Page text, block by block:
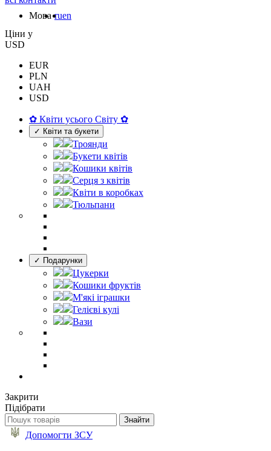
Мова ruen
Цiни у
USD
EUR
PLN
UAH
USD
✿ Квіти усього Світу ✿
✓ Квіти та букети
Троянди
Букети квітів
Кошики квітів
Серця з квітів
Квіти в коробках
Тюльпани
✓ Подарунки
Цукерки
Кошики фруктів
М'які іграшки
Гелієві кулі
Вази
Закрити
Підібрати
Допомогти ЗСУ